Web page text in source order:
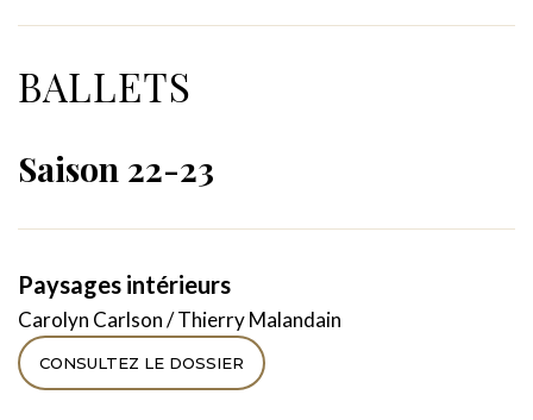
BALLETS
Saison 22-23
Paysages intérieurs
Carolyn Carlson / Thierry Malandain
CONSULTEZ LE DOSSIER